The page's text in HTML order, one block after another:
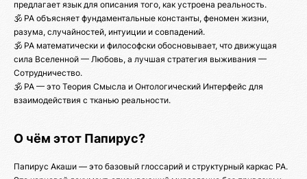
предлагает язык для описания того, как устроена реальность.
🕉️ РА объясняет фундаментальные константы, феномен жизни,
разума, случайностей, интуиции и совпадений.
🕉️ РА математически и философски обосновывает, что движущая
сила Вселенной — Любовь, а лучшая стратегия выживания —
Сотрудничество.
🕉️ РА — это Теория Смысла и Онтологический Интерфейс для
взаимодействия с тканью реальности.
О чём этот Папирус?
Папирус Акаши — это базовый глоссарий и структурный каркас РА.